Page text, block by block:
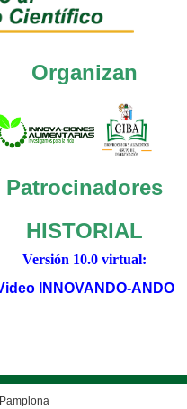
Organizan
Patrocinadores
HISTORIAL
Versión 10.0 virtual:
INNOVANDO-ANDO